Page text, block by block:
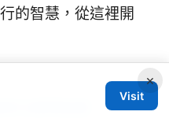
的智慧，從這裡開
与使用指南
×
Visit